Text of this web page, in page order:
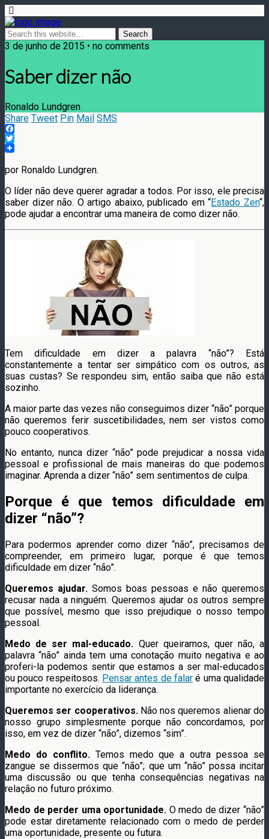
3 de junho de 2015 • no comments
Saber dizer não
Ronaldo Lundgren
Share Tweet Pin Mail SMS
Facebook
Twitter
por Ronaldo Lundgren.
O líder não deve querer agradar a todos. Por isso, ele precisa
saber dizer não. O artigo abaixo, publicado em “Estado Zen“,
pode ajudar a encontrar uma maneira de como dizer não.
Tem dificuldade em dizer a palavra “não”? Está
constantemente a tentar ser simpático com os outros, as
suas custas? Se respondeu sim, então saiba que não está
sozinho.
A maior parte das vezes não conseguimos dizer “não” porque
não queremos ferir suscetibilidades, nem ser vistos como
pouco cooperativos.
No entanto, nunca dizer “não” pode prejudicar a nossa vida
pessoal e profissional de mais maneiras do que podemos
imaginar. Aprenda a dizer “não” sem sentimentos de culpa.
Porque é que temos dificuldade em
dizer “não”?
Para podermos aprender como dizer “não”, precisamos de
compreender, em primeiro lugar, porque é que temos
dificuldade em dizer “não”.
Queremos ajudar. Somos boas pessoas e não queremos
recusar nada a ninguém. Queremos ajudar os outros sempre
que possível, mesmo que isso prejudique o nosso tempo
pessoal.
Medo de ser mal-educado. Quer queiramos, quer não, a
palavra “não” ainda tem uma conotação muito negativa e ao
proferi-la podemos sentir que estamos a ser mal-educados
ou pouco respeitosos. Pensar antes de falar é uma qualidade
importante no exercício da liderança.
Queremos ser cooperativos. Não nos queremos alienar do
nosso grupo simplesmente porque não concordamos, por
isso, em vez de dizer “não”, dizemos “sim”.
Medo do conflito. Temos medo que a outra pessoa se
zangue se dissermos que “não”; que um “não” possa incitar
uma discussão ou que tenha consequências negativas na
relação no futuro próximo.
Medo de perder uma oportunidade. O medo de dizer “não”
pode estar diretamente relacionado com o medo de perder
uma oportunidade, presente ou futura.